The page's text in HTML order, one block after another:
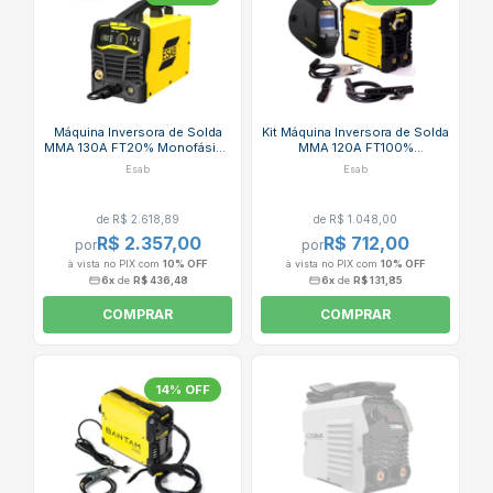
Máquina Inversora de Solda
MMA 130A FT20% Monofásico
Bivolt com Cabo HANDYARC
Esab
de R$ 2.618,89
porR$ 2.357,00
à vista no PIX com 10% OFF
6xde R$ 436,48
COMPRAR
Kit Máquina Inversora de Solda
MMA 120A FT100%
Monofásica Bivolt BANTAM 2.5
Esab
de R$ 1.048,00
porR$ 712,00
à vista no PIX com 10% OFF
6x de R$ 131,85
COMPRAR
14% OFF